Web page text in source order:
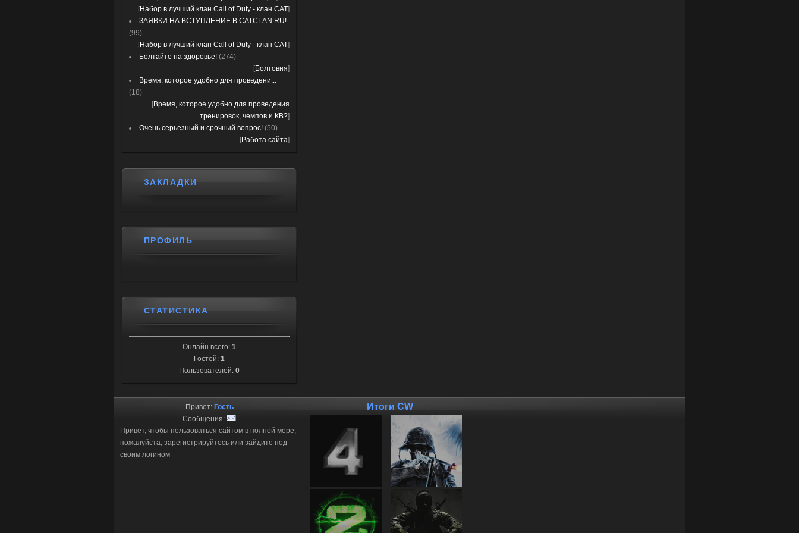
[Набор в лучший клан Call of Duty - клан CAT]
ЗАЯВКИ НА ВСТУПЛЕНИЕ В CATCLAN.RU!
(99)
[Набор в лучший клан Call of Duty - клан CAT]
Болтайте на здоровье! (274)
[Болтовня]
Время, которое удобно для проведени...
(18)
[Время, которое удобно для проведения
тренировок, чемпов и КВ?]
Очень серьезный и срочный вопрос! (50)
[Работа сайта]
ЗАКЛАДКИ
ПРОФИЛЬ
СТАТИСТИКА
Онлайн всего: 1
Гостей: 1
Пользователей: 0
Привет: Гость
Сообщения:
Привет, чтобы пользоваться сайтом в полной мере,
пожалуйста, зарегистрируйтесь или зайдите под
своим логином
Итоги CW